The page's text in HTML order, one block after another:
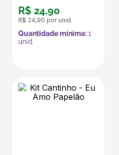
R$ 24,90
R$ 24,90 por unid.
Quantidade mínima:1
unid.